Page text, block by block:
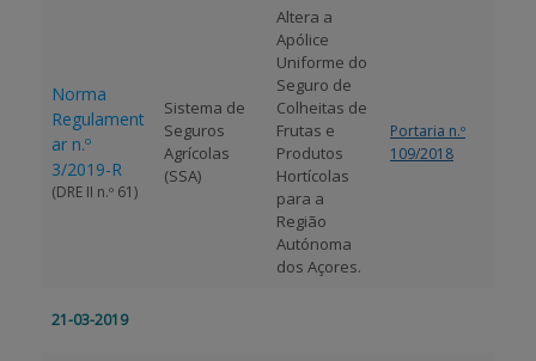
Norma
Regulament
ar n.º
3/2019-R
(DRE II n.º 61)
Sistema de
Seguros
Agrícolas
(SSA)
Altera a
Apólice
Uniforme do
Seguro de
Colheitas de
Frutas e
Produtos
Hortícolas
para a
Região
Autónoma
dos Açores.
Portaria n.º
109/2018
21-03-2019